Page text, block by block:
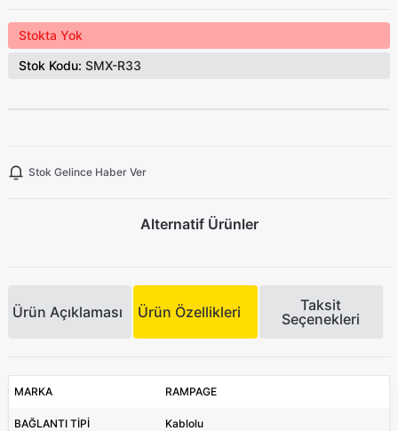
Stokta Yok
Stok Kodu: SMX-R33
Stok Gelince Haber Ver
Alternatif Ürünler
Ürün Açıklaması Ürün Özellikleri
Taksit
Seçenekleri
MARKA RAMPAGE
BAĞLANTI TİPİ Kablolu